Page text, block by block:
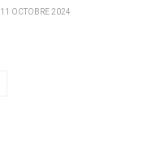
11 OCTOBRE 2024